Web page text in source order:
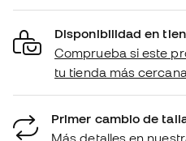
Disponibilidad en
Comprueba si este
tu tienda más cercana
Primer cambio de
Más detalles en